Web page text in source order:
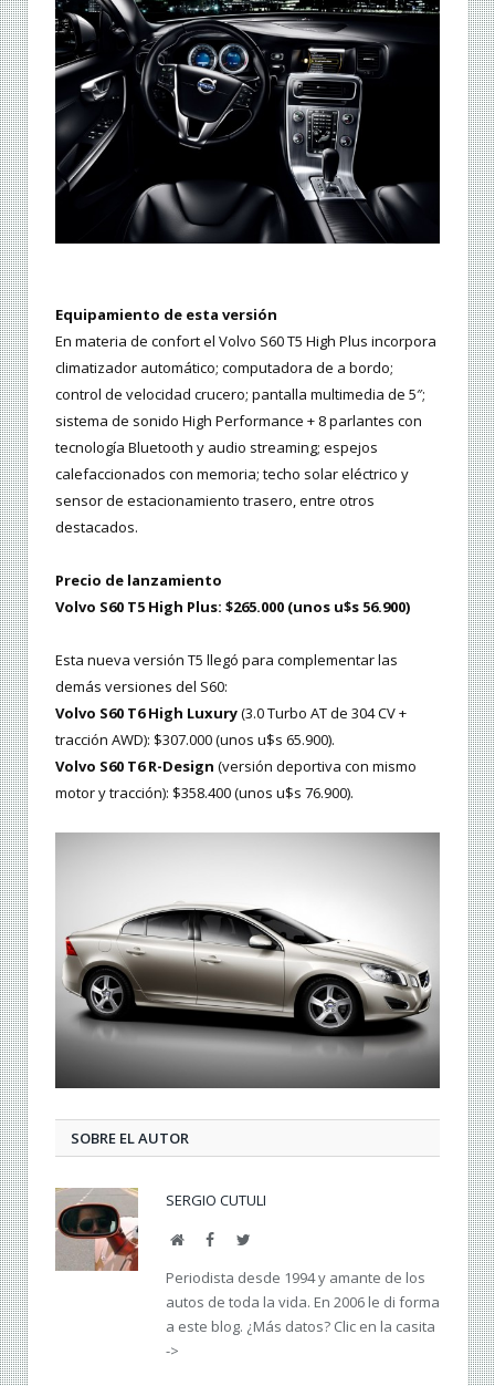
Equipamiento de esta versión
En materia de confort el Volvo S60 T5 High Plus incorpora
climatizador automático; computadora de a bordo;
control de velocidad crucero; pantalla multimedia de 5″;
sistema de sonido High Performance + 8 parlantes con
tecnología Bluetooth y audio streaming; espejos
calefaccionados con memoria; techo solar eléctrico y
sensor de estacionamiento trasero, entre otros
destacados.
Precio de lanzamiento
Volvo S60 T5 High Plus: $265.000 (unos u$s 56.900)
Esta nueva versión T5 llegó para complementar las
demás versiones del S60:
Volvo S60 T6 High Luxury(3.0 Turbo AT de 304 CV +
tracción AWD): $307.000 (unos u$s 65.900).
Volvo S60 T6 R-Design (versión deportiva con mismo
motor y tracción): $358.400 (unos u$s 76.900).
SOBRE EL AUTOR
SERGIO CUTULI
WebFacebookTwitter
Periodista desde 1994 y amante de los
autos de toda la vida. En 2006 le di forma
a este blog. ¿Más datos? Clic en la casita
->